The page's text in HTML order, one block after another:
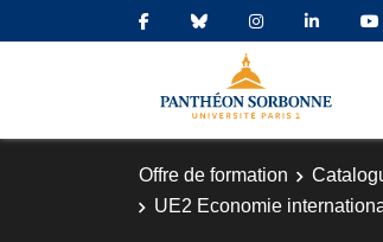
Offre de formation
UE2 Economie